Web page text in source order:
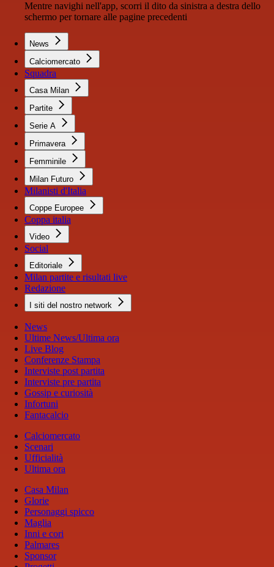
Mentre navighi nell'app, scorri il dito da sinistra a destra dello
schermo per tornare alle pagine precedenti
News
Calciomercato
Squadra
Casa Milan
Partite
Serie A
Primavera
Femminile
Milan Futuro
Milanisti d'Italia
Coppe Europee
Coppa italia
Video
Social
Editoriale
Milan partite e risultati live
Redazione
I siti del nostro network
News
Ultime News/Ultima ora
Live Blog
Conferenze Stampa
Interviste post partita
Interviste pre partita
Gossip e curiosità
Infortuni
Fantacalcio
Calciomercato
Scenari
Ufficialità
Ultima ora
Casa Milan
Glorie
Personaggi spicco
Maglia
Inni e cori
Palmares
Sponsor